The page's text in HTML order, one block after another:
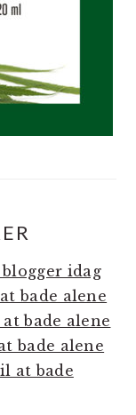
blogger idag
bade alene
bade alene
bade alene
at bade